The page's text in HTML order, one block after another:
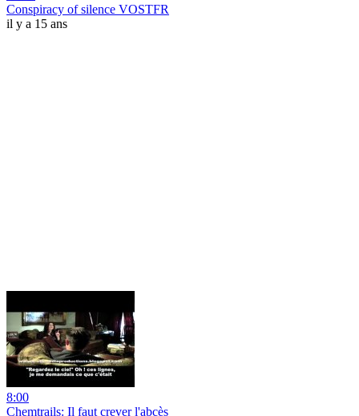
Conspiracy of silence VOSTFR
il y a 15 ans
8:00
Chemtrails: Il faut crever l'abcès